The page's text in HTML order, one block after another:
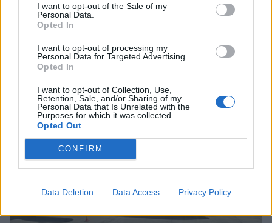
I want to opt-out of the Sale of my
Personal Data.
Opted In
I want to opt-out of processing my
Personal Data for Targeted Advertising.
Opted In
I want to opt-out of Collection, Use,
Retention, Sale, and/or Sharing of my
Personal Data that Is Unrelated with the
Purposes for which it was collected.
Opted Out
CONFIRM
Data Deletion Data Access Privacy Policy
VIIHDEUUTISET
Sääennuste ulottuu nyt
marraskuulle – tältä näyttää
syksyn sää
3